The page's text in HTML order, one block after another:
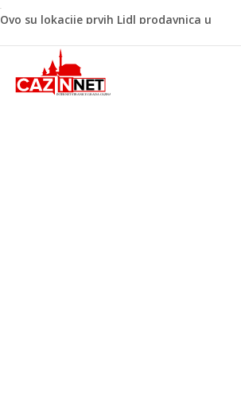
Na Ahiret preselio ŠUPUK (Refik) ŠEFIK
obilježavanja godišnjice: "Doživjela sam
poniženje na mjestu gdje se odaje
počast mom sinu"